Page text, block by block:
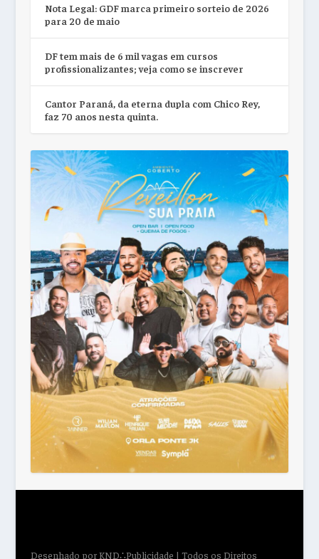
Nota Legal: GDF marca primeiro sorteio de 2026
para 20 de maio
DF tem mais de 6 mil vagas em cursos
profissionalizantes; veja como se inscrever
Cantor Paraná, da eterna dupla com Chico Rey,
faz 70 anos nesta quinta.
Desenhado porKND∴Publicidade | Todos os Direitos